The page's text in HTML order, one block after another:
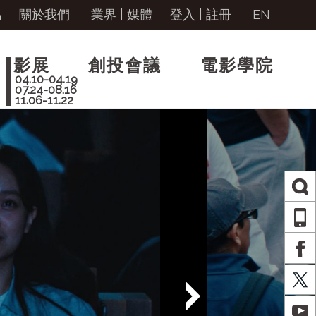
關於我們 業界 | 媒體 登入 註冊 EN
影展
04.10-04.19
07.24-08.16
11.06-11.22
創投會議 電影學院
X